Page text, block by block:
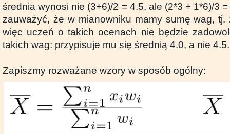
średnia wynosi nie (3+6)/2 = 4.5, ale (2*3 + 1*6)/3
zauważyć, że w mianowniku mamy sumę wag, tj.
więc uczeń o takich ocenach nie będzie
takich wag: przypisuje mu się średnią 4.0, a nie 4.5.
Zapiszmy rozważane wzory w sposób ogólny: